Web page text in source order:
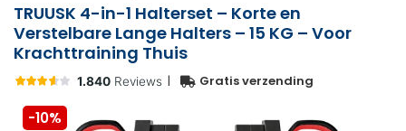
TRUUSK 4-in-1 Halterset – Korte en
Verstelbare Lange Halters – 15 KG – Voor
Krachttraining Thuis
| Gratis verzending
-10%